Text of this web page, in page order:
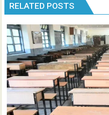
RELATED POSTS